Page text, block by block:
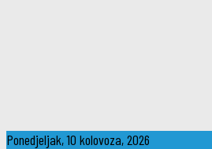
Ponedjeljak, 10 kolovoza, 2026